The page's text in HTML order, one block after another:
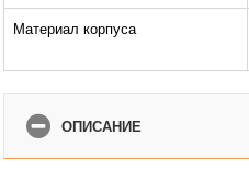
Материал корпуса
ОПИСАНИЕ